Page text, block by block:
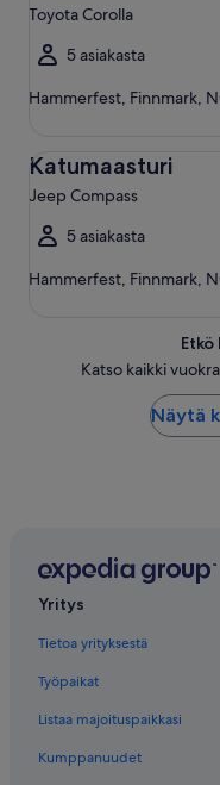
Toyota Corolla
5 asiakasta
Hammerfest, Finnmark,
Katumaasturi
Jeep Compass
5 asiakasta
Hammerfest, Finnmark,
Katso kaikki
Näytä
Yritys
Tietoa yrityksestä
Työpaikat
Listaa majoituspaikkasi
Kumppanuudet